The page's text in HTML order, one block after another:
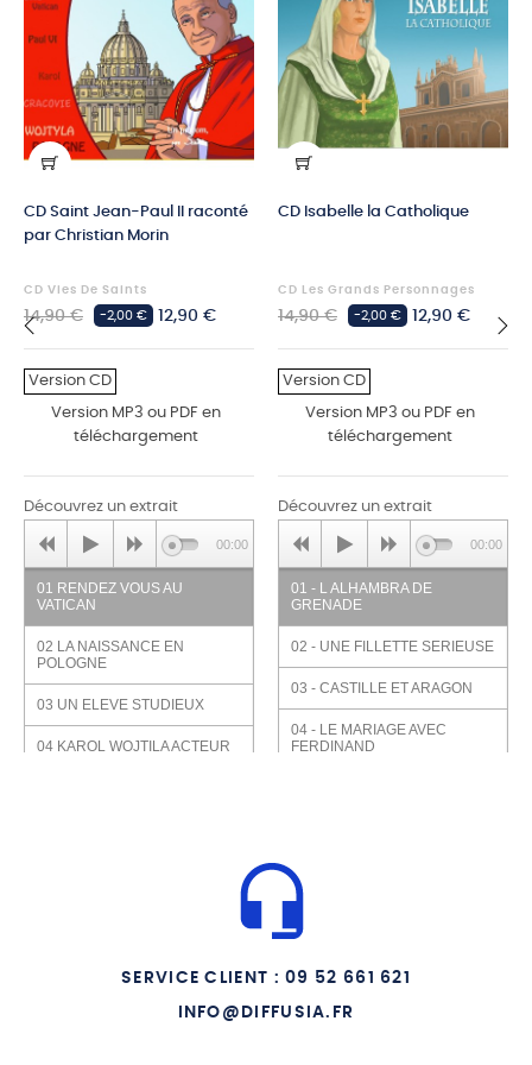
CD Saint Jean-Paul II raconté
par Christian Morin
CD Vies De Saints
Prix
habituel
14,90 € -2,00 € Prix
12,90 €
Version CD
Version MP3 ou PDF en
téléchargement
Découvrez un extrait
01 RENDEZ VOUS AU
VATICAN
02 LA NAISSANCE EN
POLOGNE
03 UN ELEVE STUDIEUX
04 KAROL WOJTILA ACTEUR
00:00
CD Isabelle la Catholique
CD Les Grands Personnages
Prix
14,90 € -2,00 € Prix
12,90 €
Version CD
Version MP3 ou PDF en
téléchargement
Découvrez un extrait
01 - L ALHAMBRA DE
GRENADE
02 - UNE FILLETTE SERIEUSE
03 - CASTILLE ET ARAGON
04 - LE MARIAGE AVEC
FERDINAND
07 - LA RECONQUISTA
08 - AVEC CHRISTOPHE
09 - LA DECOUVERTE DE L
AMERIQUE
00:00
‹
SERVICE CLIENT : 09 52 661 621
INFO@DIFFUSIA.FR